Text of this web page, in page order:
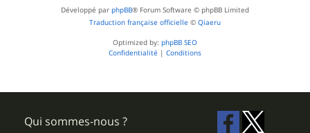
Développé par phpBB® Forum Software © phpBB Limited
Traduction française officielle © Qiaeru
Optimized by: phpBB SEO
Confidentialité | Conditions
Qui sommes-nous ?